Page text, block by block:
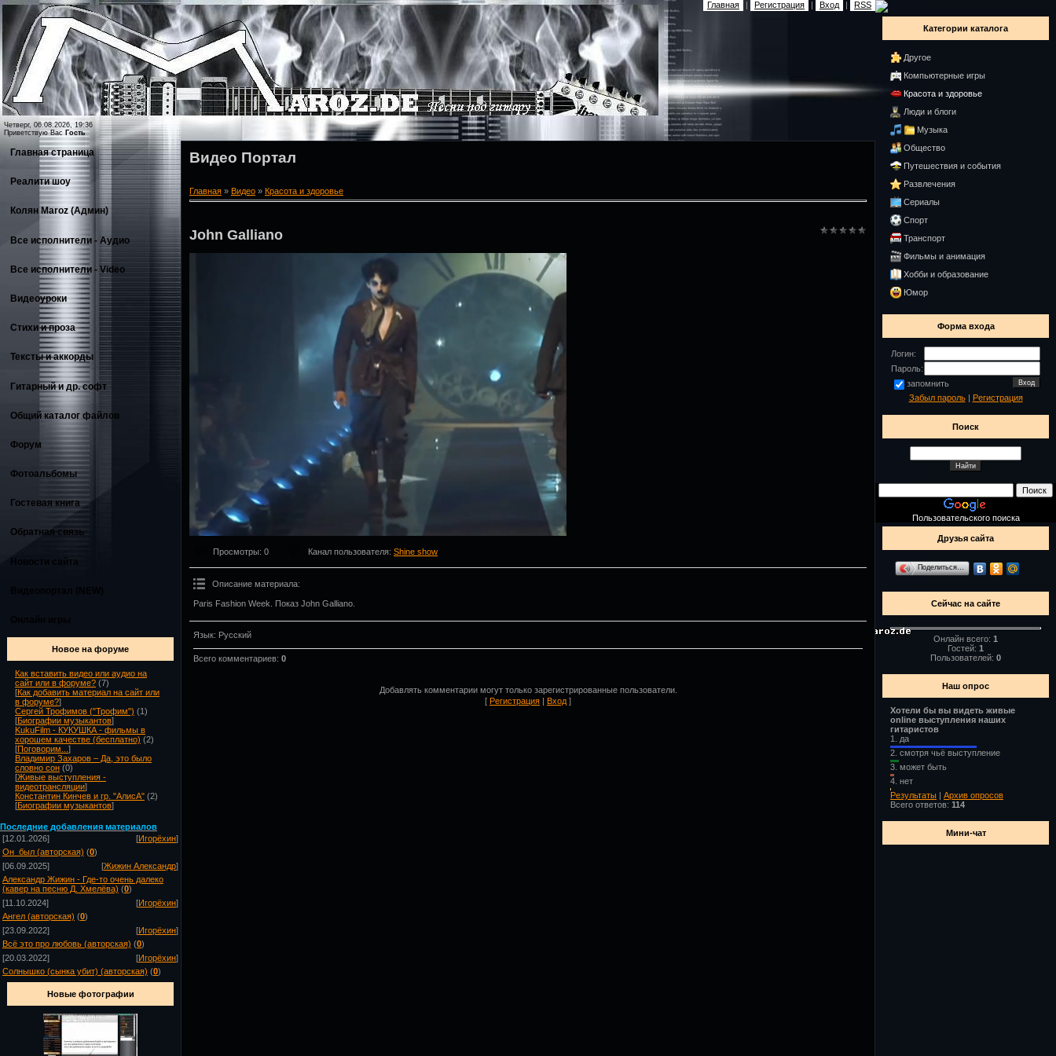
Главная | Регистрация | Вход | RSS
Четверг, 06.08.2026, 19:36
Приветствую Вас Гость
Главная страница
Реалити шоу
Колян Maroz (Админ)
Все исполнители - Аудио
Все исполнители - Video
Видеоуроки
Стихи и проза
Тексты и аккорды
Гитарный и др. софт
Общий каталог файлов
Форум
Фотоальбомы
Гостевая книга
Обратная связь
Новости сайта
Новое на форуме
Как вставить видео или аудио на
сайт или в форуме? (7)
[Как добавить материал на сайт или
в форуме?]
Сергей Трофимов ("Трофим") (1)
[Биографии музыкантов]
KukuFilm - КУКУШКА - фильмы в
хорошем качестве (бесплатно) (2)
[Поговорим... ]
Владимир Захаров – Да, это было
словно сон (0)
[Живые выступления -
видеотрансляции]
Константин Кинчев и гр. "АлисА" (2)
[Биографии музыкантов]
Последние добавления материалов
[12.01.2026]
[Игорёхин]
Он_был (авторская) (0)
[06.09.2025]
[Жижин Александр]
Александр Жижин - Где-то очень далеко
(кавер на песню Д. Хмелёва) (0)
[11.10.2024]
[Игорёхин]
Ангел (авторская) (0)
[23.09.2022]
[Игорёхин]
Всё это про любовь (авторская) (0)
[20.03.2022]
[Игорёхин]
Солнышко (сынка убит) (авторская) (0)
Новые фотографии
Видео Портал
Главная » Видео » Красота и здоровье
John Galliano
Просмотры: 0 Канал пользователя: Shine show
Описание материала:
Paris Fashion Week. Показ John Galliano.
Язык: Русский
Всего комментариев: 0
Добавлять комментарии могут только зарегистрированные пользователи.
[ Регистрация | Вход ]
Категории каталога
Другое
Компьютерные игры
Красота и здоровье
Люди и блоги
Музыка
Общество
Путешествия и события
Развлечения
Сериалы
Спорт
Транспорт
Фильмы и анимация
Хобби и образование
Юмор
Форма входа
Логин:
Пароль:
запомнить
Забыл пароль| Регистрация
Поиск
Пользовательского поиска
Друзья сайта
Поделиться…
Сейчас на сайте
Онлайн всего: 1
Гостей: 1
Пользователей: 0
Наш опрос
Хотели бы вы видеть живые
online выступления наших
гитаристов
1. да
2. смотря чьё выступление
3. может быть
4. нет
Результаты | Архив опросов
Всего ответов: 114
Мини-чат